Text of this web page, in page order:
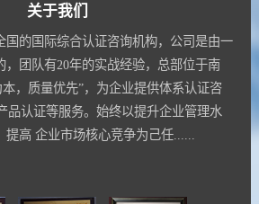
关于我们
国的国际综合认证咨询机构，公司是由一
，团队有20年的实战经验，总部位于南
，质量优先”，为企业提供体系认证咨
品认证等服务。始终以提升企业管理水
提高 企业市场核心竞争为己任......